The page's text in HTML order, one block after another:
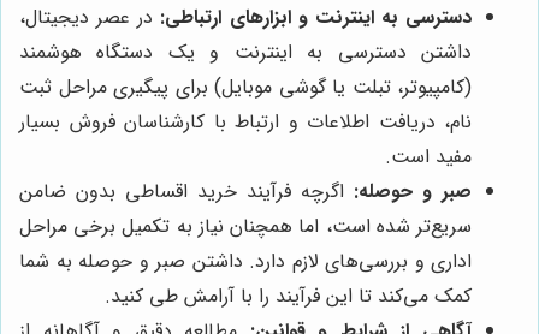
دسترسی به اینترنت و ابزارهای ارتباطی: در عصر دیجیتال،
داشتن دسترسی به اینترنت و یک دستگاه هوشمند
(کامپیوتر، تبلت یا گوشی موبایل) برای پیگیری مراحل ثبت
نام، دریافت اطلاعات و ارتباط با کارشناسان فروش بسیار
مفید است.
صبر و حوصله: اگرچه فرآیند خرید اقساطی بدون ضامن
سریع‌تر شده است، اما همچنان نیاز به تکمیل برخی مراحل
اداری و بررسی‌های لازم دارد. داشتن صبر و حوصله به شما
کمک می‌کند تا این فرآیند را با آرامش طی کنید.